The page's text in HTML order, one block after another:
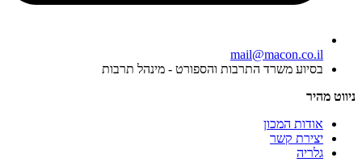
mail@macon.co.il
בסיוע משרד התרבות והספורט - מינהל תרבות
ניווט מהיר
אודות המכון
יצירת קשר
גלריה